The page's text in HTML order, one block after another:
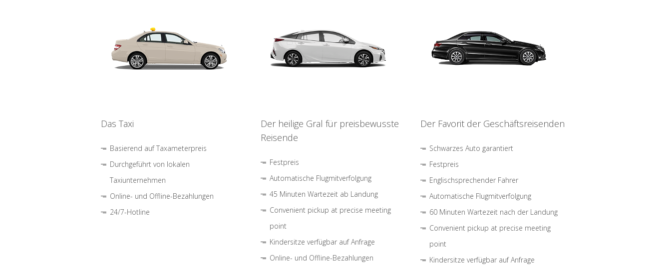
Das Taxi
Basierend auf Taxameterpreis
Durchgeführt von lokalen
Taxiunternehmen
Online- und Offline-Bezahlungen
24/7-Hotline
Der heilige Gral für preisbewusste
Reisende
Festpreis
Automatische Flugmitverfolgung
45 Minuten Wartezeit ab Landung
Convenient pickup at precise meeting
point
Kindersitze verfügbar auf Anfrage
Online- und Offline-Bezahlungen
Der Favorit der Geschäftsreisenden
Schwarzes Auto garantiert
Festpreis
Englischsprechender Fahrer
Automatische Flugmitverfolgung
60 Minuten Wartezeit nach der Landung
Convenient pickup at precise meeting
point
Kindersitze verfügbar auf Anfrage